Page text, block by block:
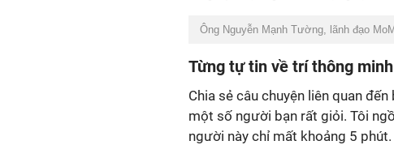
Ông Nguyễn Mạnh Tường, lãnh đạo
Từng tự tin về trí thông
Chia sẻ câu chuyện liên quan
một số người bạn rất giỏi. Tôi
người này chỉ mất khoảng 5